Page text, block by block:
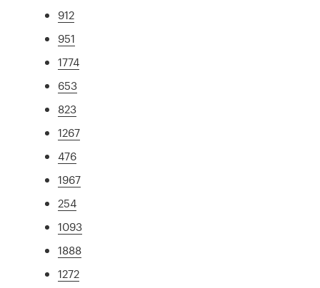
912
951
1774
653
823
1267
476
1967
254
1093
1888
1272